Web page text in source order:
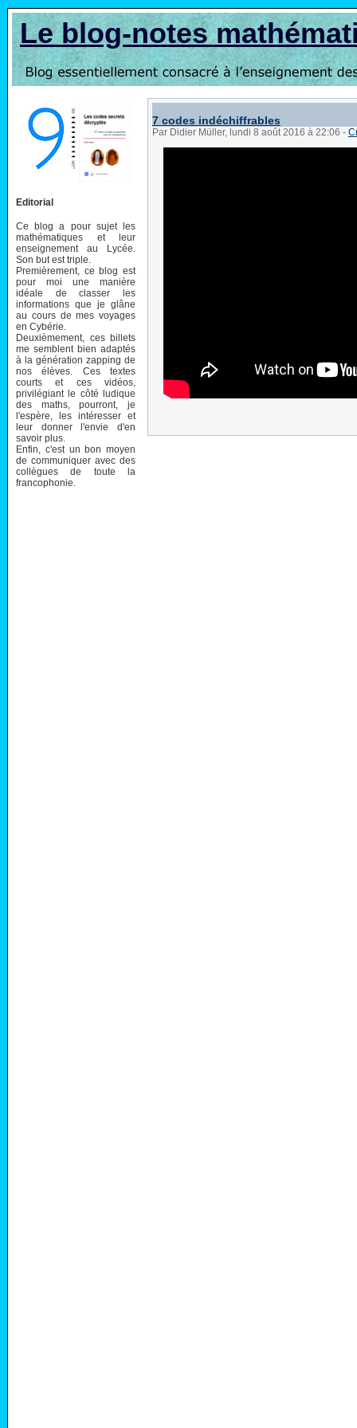
Le blog-notes
Editorial
Ce blog a pour sujet les
mathématiques et leur
enseignement au Lycée.
Son but est triple.
Premièrement, ce blog est
pour moi une manière
idéale de classer les
informations que je glâne
au cours de mes voyages
en Cybérie.
Deuxièmement, ces billets
me semblent bien adaptés
à la génération zapping de
nos élèves. Ces textes
courts et ces vidéos,
privilégiant le côté ludique
des maths, pourront, je
l'espère, les intéresser et
leur donner l'envie d'en
savoir plus.
Enfin, c'est un bon moyen
de communiquer avec des
collègues de toute la
francophonie.
7 codes indéchiffrables
Par Didier Müller, lundi 8 août 2016 à 22:06 -